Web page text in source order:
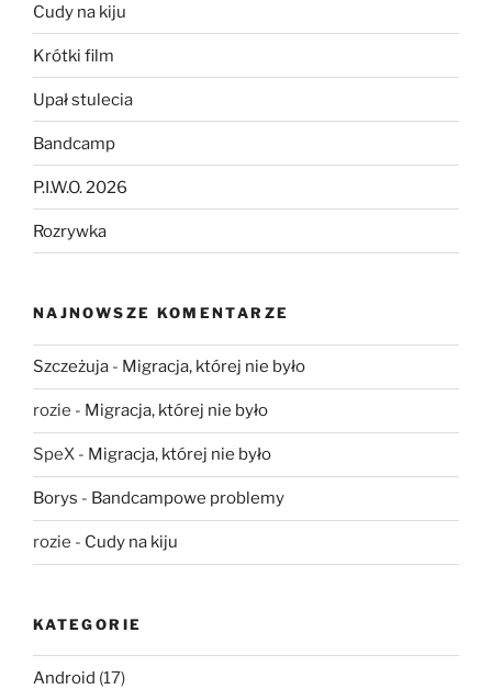
Cudy na kiju
Krótki film
Upał stulecia
Bandcamp
P.I.W.O. 2026
Rozrywka
NAJNOWSZE KOMENTARZE
Szczeżuja - Migracja, której nie było
rozie - Migracja, której nie było
SpeX - Migracja, której nie było
Borys - Bandcampowe problemy
rozie - Cudy na kiju
KATEGORIE
Android (17)